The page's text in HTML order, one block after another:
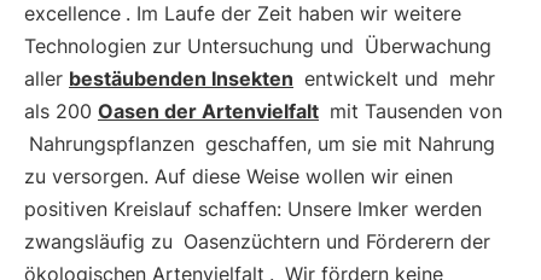
excellence . Im Laufe der Zeit haben wir weitere
Technologien zur Untersuchung und Überwachung
aller bestäubenden Insekten entwickelt und mehr
als 200 Oasen der Artenvielfalt mit Tausenden von
Nahrungspflanzen geschaffen, um sie mit Nahrung
zu versorgen. Auf diese Weise wollen wir einen
positiven Kreislauf schaffen: Unsere Imker werden
zwangsläufig zu Oasenzüchtern und Förderern der
ökologischen Artenvielfalt . Wir fördern keine